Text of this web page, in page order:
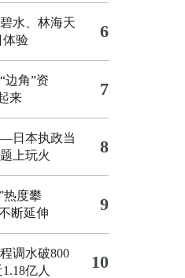
水、林海天
体验
6
边角”资
来
7
日本执政当
上玩火
8
热度攀
断延伸
9
调水破800
亿人
10